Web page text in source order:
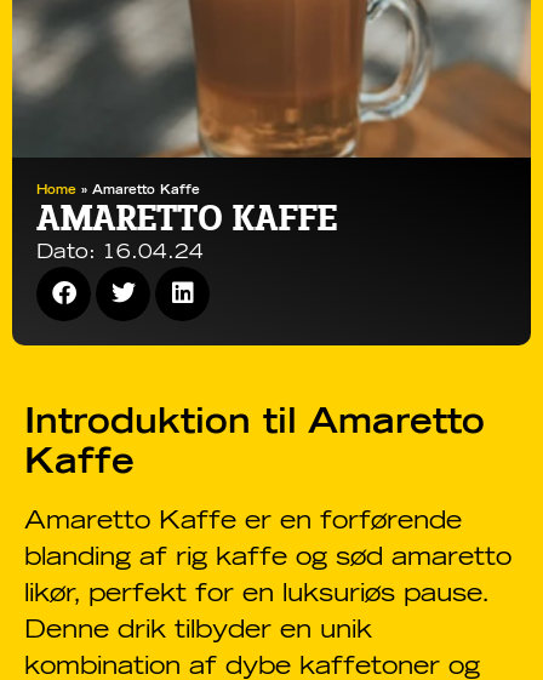
Home » Amaretto Kaffe
AMARETTO KAFFE
Dato: 16.04.24
Introduktion til Amaretto
Kaffe
Amaretto Kaffe er en forførende
blanding af rig kaffe og sød amaretto
likør, perfekt for en luksuriøs pause.
Denne drik tilbyder en unik
kombination af dybe kaffetoner og